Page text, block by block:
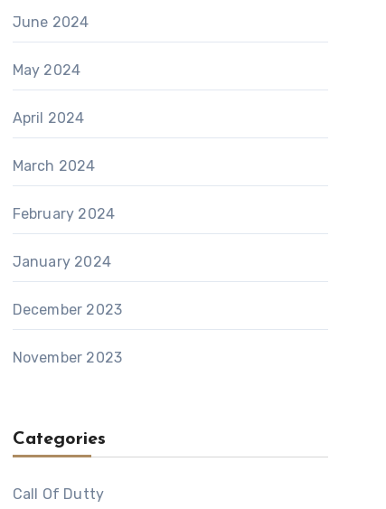
June 2024
May 2024
April 2024
March 2024
February 2024
January 2024
December 2023
November 2023
Categories
Call Of Dutty